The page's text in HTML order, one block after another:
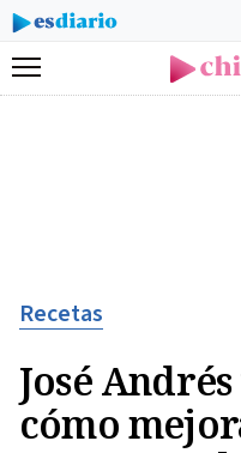
Menú
Recetas
José
cómo